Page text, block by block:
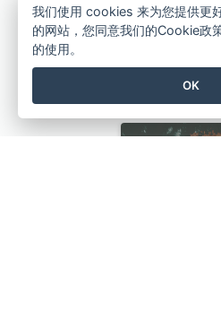
夏令营
我们使用 cookies 来为您提供更
的网站，您同意我们的Cookie政
的使用。
OK